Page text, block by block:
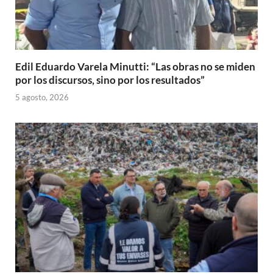
Edil Eduardo Varela Minutti: “Las obras no se miden
por los discursos, sino por los resultados”
5 agosto, 2026